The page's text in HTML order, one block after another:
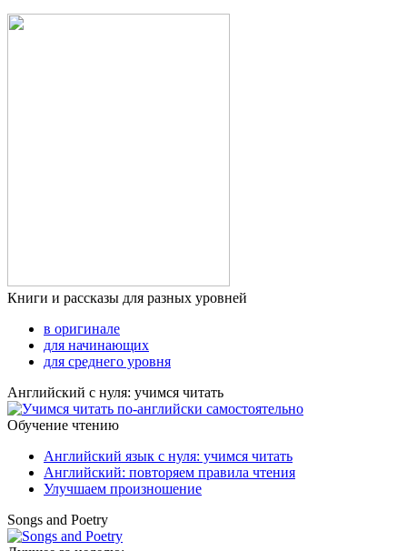
Книги и рассказы для разных уровней
в оригинале
для начинающих
для среднего уровня
Английский с нуля: учимся читать
Обучение чтению
Английский язык с нуля: учимся читать
Английский: повторяем правила чтения
Улучшаем произношение
Songs and Poetry